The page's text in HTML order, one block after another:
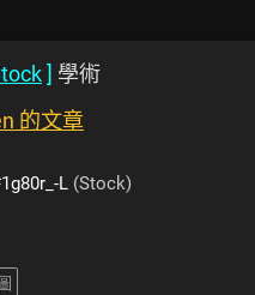
] 學術
的文章
L (Stock)